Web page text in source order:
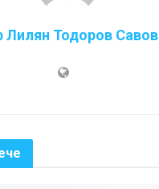
Лилян Тодоров Савов